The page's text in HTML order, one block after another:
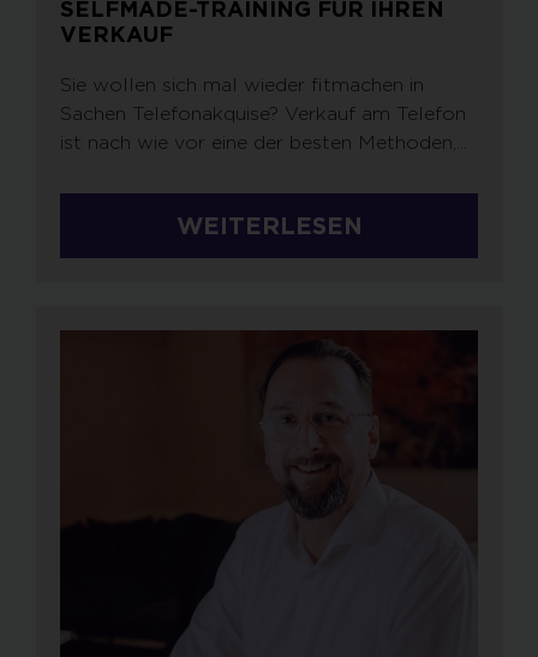
SELFMADE-TRAINING FÜR IHREN
VERKAUF
Sie wollen sich mal wieder fitmachen in
Sachen Telefonakquise? Verkauf am Telefon
ist nach wie vor eine der besten Methoden,...
WEITERLESEN